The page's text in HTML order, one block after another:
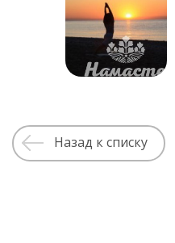
Назад к списку